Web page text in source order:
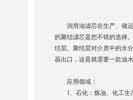
润滑油滤芯在生产、储运
的聚结滤芯是您不错的选择
结层。聚结层对介质中的水
器出口，这是就需要一款油
应用领域：
1、石化：炼油、化工生产